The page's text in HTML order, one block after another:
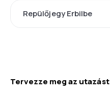
Repülőjegy Erbilbe
Tervezze meg az utazást